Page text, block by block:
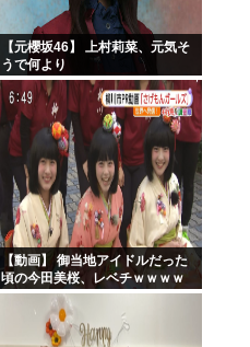
【元櫻坂46】 上村莉菜、元気そ
うで何より
【動画】 御当地アイドルだった
頃の今田美桜、レベチｗｗｗｗ
ｗｗｗｗｗｗｗｗｗｗｗｗｗｗ